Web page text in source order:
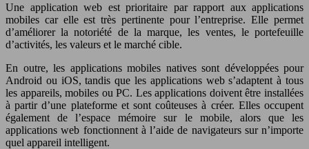
Une application web est prioritaire par rapport aux applications
mobiles car elle est très pertinente pour l’entreprise. Elle permet
d’améliorer la notoriété de la marque, les ventes, le portefeuille
d’activités, les valeurs et le marché cible.
En outre, les applications mobiles natives sont développées pour
Android ou iOS, tandis que les applications web s’adaptent à tous
les appareils, mobiles ou PC. Les applications doivent être installées
à partir d’une plateforme et sont coûteuses à créer. Elles occupent
également de l’espace mémoire sur le mobile, alors que les
applications web fonctionnent à l’aide de navigateurs sur n’importe
quel appareil intelligent.